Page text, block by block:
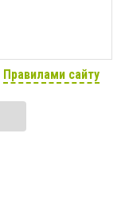
Правилами сайту